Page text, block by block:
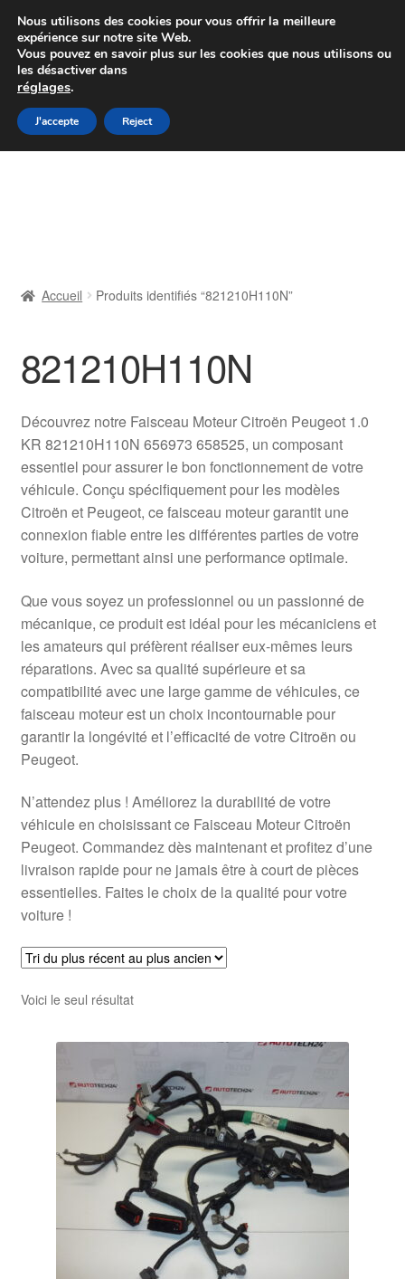
Colissimo livraison à partir de 7 EUR
Du lundi au vendredi de 9 h à 16 h
Aller
à
Aller
au
Livraison
Livraison internationale
Mon compte
Paiements
Panier
Plainte
Politique de confidentialité
Procédure de Réclamation
Termes et conditions
Accueil Produits identifiés “821210H110N”
821210H110N
Découvrez notre Faisceau Moteur Citroën Peugeot 1.0
KR 821210H110N 656973 658525, un composant
essentiel pour assurer le bon fonctionnement de votre
véhicule. Conçu spécifiquement pour les modèles
Citroën et Peugeot, ce faisceau moteur garantit une
connexion fiable entre les différentes parties de votre
voiture, permettant ainsi une performance optimale.
Que vous soyez un professionnel ou un passionné de
mécanique, ce produit est idéal pour les mécaniciens et
les amateurs qui préfèrent réaliser eux-mêmes leurs
réparations. Avec sa qualité supérieure et sa
compatibilité avec une large gamme de véhicules, ce
faisceau moteur est un choix incontournable pour
garantir la longévité et l’efficacité de votre Citroën ou
Peugeot.
N’attendez plus ! Améliorez la durabilité de votre
véhicule en choisissant ce Faisceau Moteur Citroën
Peugeot. Commandez dès maintenant et profitez d’une
livraison rapide pour ne jamais être à court de pièces
essentielles. Faites le choix de la qualité pour votre
voiture !
Voici le seul résultat
Nous utilisons des cookies pour vous offrir la meilleure
expérience sur notre site Web.
Vous pouvez en savoir plus sur les cookies que nous utilisons ou
les désactiver dans
réglages.
J'accepte Reject